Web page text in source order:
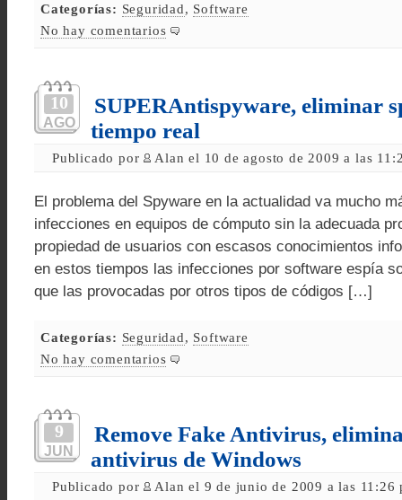
Categorías: Seguridad, Software
No hay comentarios
10
AGO
SUPERAntispyware, eliminar
tiempo real
Publicado por Alan el 10 de agosto de 2009 a las
El problema del Spyware en la actualidad va mucho
infecciones en equipos de cómputo sin la adecuada
propiedad de usuarios con escasos conocimientos
en estos tiempos las infecciones por software espía
que las provocadas por otros tipos de códigos […]
Categorías: Seguridad, Software
No hay comentarios
9
JUN
Remove Fake Antivirus,
antivirus de Windows
Publicado por Alan el 9 de junio de 2009 a las 11:26